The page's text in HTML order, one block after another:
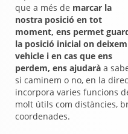
que a més de marcar la
nostra posició en tot
moment, ens permet
la posició inicial on
vehicle i en cas que ens
perdem, ens ajudarà a
si caminem o no, en la
incorpora varies funcions
molt útils com distàncies,
coordenades.